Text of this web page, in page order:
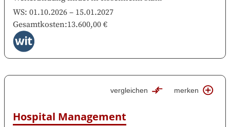
WS: 01.10.2026 – 15.01.2027
Gesamtkosten:13.600,00 €
Hospital Management
vergleichen merken